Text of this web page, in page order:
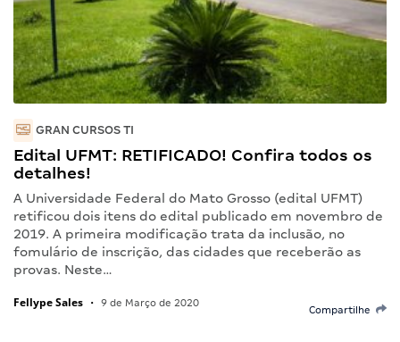
GRAN CURSOS TI
Edital UFMT: RETIFICADO! Confira todos os
detalhes!
A Universidade Federal do Mato Grosso (edital UFMT)
retificou dois itens do edital publicado em novembro de
2019. A primeira modificação trata da inclusão, no
fomulário de inscrição, das cidades que receberão as
provas. Neste…
Fellype Sales • 9 de Março de 2020
Compartilhe